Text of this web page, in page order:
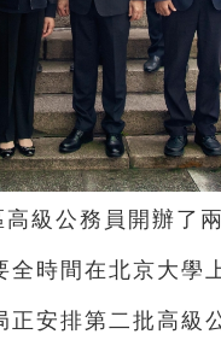
級公務員開辦了
時間在北京大學
安排第二批高級